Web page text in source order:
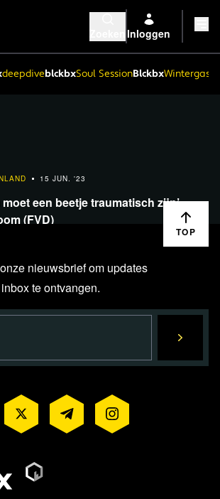
Inloggen
deepdiveblckbxSoul SessionBlckbx
15 JUN. '23
een beetje traumatisch zijn’ –
(FVD)
TOP
nieuwsbrief om updates
te ontvangen.